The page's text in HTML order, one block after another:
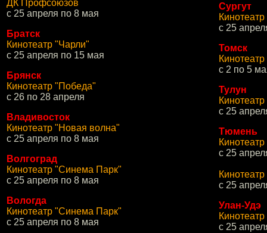
ДК Профсоюзов
с 25 апреля по 8 мая
Братск
Кинотеатр "Чарли"
с 25 апреля по 15 мая
Брянск
Кинотеатр "Победа"
с 26 по 28 апреля
Владивосток
Кинотеатр "Новая волна"
с 25 апреля по 8 мая
Волгоград
Кинотеатр "Синема Парк"
с 25 апреля по 8 мая
Вологда
Кинотеатр "Синема Парк"
с 25 апреля по 8 мая
Сургут
с 25
Томск
с 2 по 5
Тулун
с 25
Тюмень
с 25
с 25
Улан-Удэ
с 25